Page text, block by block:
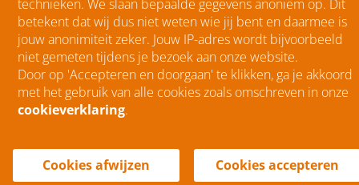
technieken. We slaan bepaalde gegevens anoniem op. Dit
betekent dat wij dus niet weten wie jij bent en daarmee is
jouw anonimiteit zeker. Jouw IP-adres wordt bijvoorbeeld
niet gemeten tijdens je bezoek aan onze website.
Door op 'Accepteren en doorgaan' te klikken, ga je akkoord
met het gebruik van alle cookies zoals omschreven in onze
cookieverklaring.
Cookies afwijzen Cookies accepteren
Menumenu